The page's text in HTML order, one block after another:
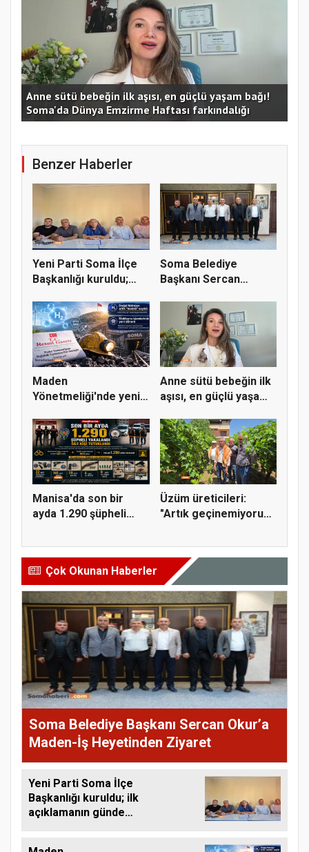
Anne sütü bebeğin ilk aşısı, en güçlü yaşam bağı!
Soma'da Dünya Emzirme Haftası farkındalığı
Benzer Haberler
Yeni Parti Soma İlçe
Başkanlığı kuruldu;
Soma Belediye
Başkanı Sercan
Maden
Yönetmeliği'nde yeni
Anne sütü bebeğin ilk
aşısı, en güçlü yaşam
Manisa'da son bir
ayda 1.290 şüpheli
Üzüm üreticileri:
"Artık geçinemiyoruz,
Çok Okunan Haberler
Soma Belediye Başkanı Sercan Okur’a
Maden-İş Heyetinden Ziyaret
Yeni Parti Soma İlçe
Başkanlığı kuruldu; ilk
açıklamanın gündemi